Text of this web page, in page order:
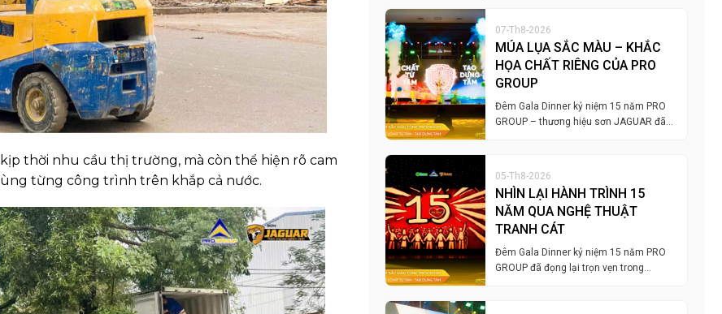
thời nhu cầu thị trường, mà còn thể hiện rõ cam
từng công trình trên khắp cả nước.
07-Th8-2026
MÚA LỤA SẮC MÀU – KHẮC
HỌA CHẤT RIÊNG CỦA PRO
GROUP
Đêm Gala Dinner kỷ niệm 15 năm PRO
GROUP – thương hiệu sơn JAGUAR đã…
05-Th8-2026
NHÌN LẠI HÀNH TRÌNH 15
NĂM QUA NGHỆ THUẬT
TRANH CÁT
Đêm Gala Dinner kỷ niệm 15 năm PRO
GROUP đã đọng lại trọn vẹn trong…